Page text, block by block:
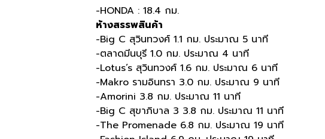
-HONDA : 18.4 กม.
ห้างสรรพสินค้า
-Big C สุวินทวงศ์ 1.1 กม. ประมาณ 5 นาที
-ตลาดมีนบุรี 1.0 กม. ประมาณ 4 นาที
-Lotus’s สุวินทวงศ์ 1.6 กม. ประมาณ 6 นาที
-Makro รามอินทรา 3.0 กม. ประมาณ 9 นาที
-Amorini 3.8 กม. ประมาณ 11 นาที
-Big C สุขาภิบาล 3 3.8 กม. ประมาณ 11 นาที
-The Promenade 6.8 กม. ประมาณ 19 นาที